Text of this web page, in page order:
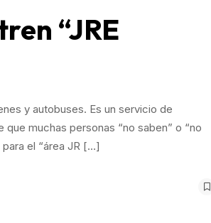
“JRE
y autobuses. Es un servicio de
muchas personas “no saben” o “no
el “área JR […]